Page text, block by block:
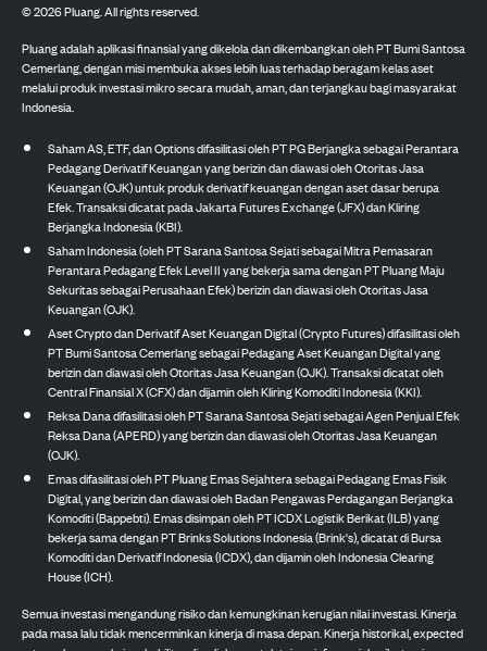
©2026Pluang. All rights reserved.
Pluang adalah aplikasi finansial yang dikelola dan dikembangkan oleh PT Bumi Santosa
Cemerlang, dengan misi membuka akses lebih luas terhadap beragam kelas aset
melalui produk investasi mikro secara mudah, aman, dan terjangkau bagi masyarakat
Indonesia.
Saham AS, ETF, dan Options difasilitasi oleh PT PG Berjangka sebagai Perantara
Pedagang Derivatif Keuangan yang berizin dan diawasi oleh Otoritas Jasa
Keuangan (OJK) untuk produk derivatif keuangan dengan aset dasar berupa
Efek. Transaksi dicatat pada Jakarta Futures Exchange (JFX) dan Kliring
Berjangka Indonesia (KBI).
Saham Indonesia (oleh PT Sarana Santosa Sejati sebagai Mitra Pemasaran
Perantara Pedagang Efek Level II yang bekerja sama dengan PT Pluang Maju
Sekuritas sebagai Perusahaan Efek) berizin dan diawasi oleh Otoritas Jasa
Keuangan (OJK).
Aset Crypto dan Derivatif Aset Keuangan Digital (Crypto Futures) difasilitasi oleh
PT Bumi Santosa Cemerlang sebagai Pedagang Aset Keuangan Digital yang
berizin dan diawasi oleh Otoritas Jasa Keuangan (OJK). Transaksi dicatat oleh
Central Finansial X (CFX) dan dijamin oleh Kliring Komoditi Indonesia (KKI).
Reksa Dana difasilitasi oleh PT Sarana Santosa Sejati sebagai Agen Penjual Efek
Reksa Dana (APERD) yang berizin dan diawasi oleh Otoritas Jasa Keuangan
(OJK).
Emas difasilitasi oleh PT Pluang Emas Sejahtera sebagai Pedagang Emas Fisik
Digital, yang berizin dan diawasi oleh Badan Pengawas Perdagangan Berjangka
Komoditi (Bappebti). Emas disimpan oleh PT ICDX Logistik Berikat (ILB) yang
bekerja sama dengan PT Brinks Solutions Indonesia (Brink's), dicatat di Bursa
Komoditi dan Derivatif Indonesia (ICDX), dan dijamin oleh Indonesia Clearing
House (ICH).
Semua investasi mengandung risiko dan kemungkinan kerugian nilai investasi. Kinerja
pada masa lalu tidak mencerminkan kinerja di masa depan. Kinerja historikal, expected